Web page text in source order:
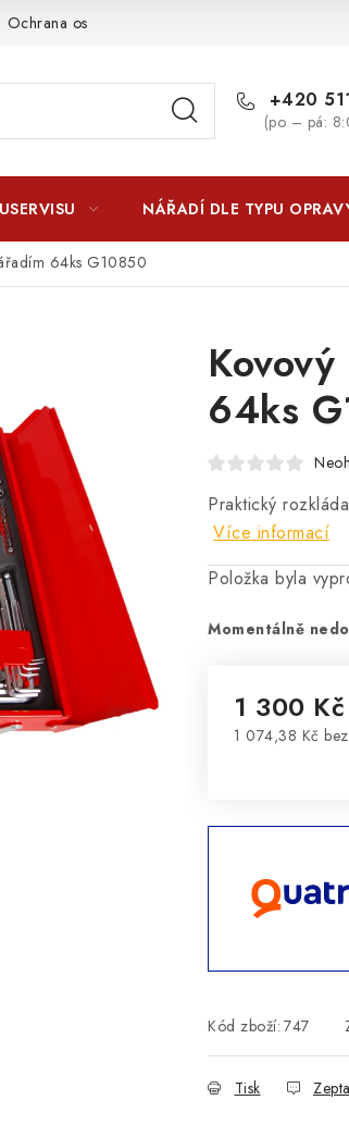
Ochrana osobních údajú
+420
(po – pá:
NÁŘADÍ DLE TYPU
64ks G10850
64ks
Praktický
Více informací
Položka byla
Momentálně
1 300 Kč
1 074,38 Kč
Kód zboží: 747
Tisk